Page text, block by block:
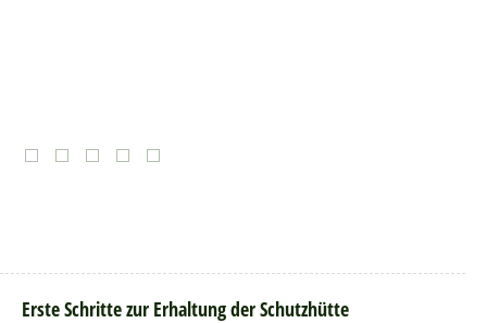
Erste Schritte zur Erhaltung der Schutzhütte